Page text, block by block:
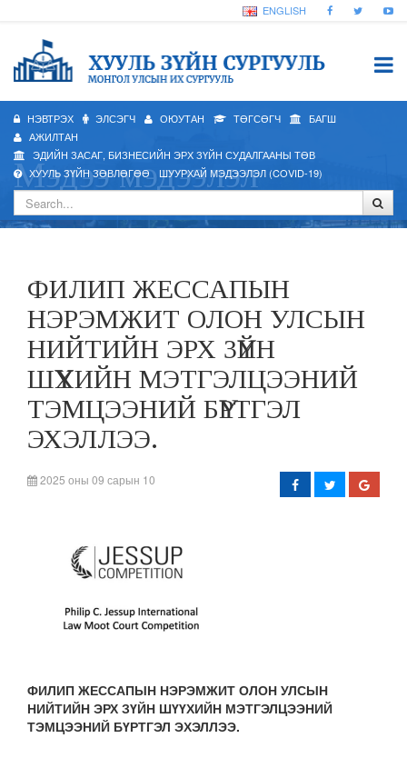
ENGLISH
НЭВТРЭХ ЭЛСЭГЧ ОЮУТАН ТӨГСӨГЧ
БАГШ
АЖИЛТАН
ЭДИЙН ЗАСАГ, БИЗНЕСИЙН ЭРХ ЗҮЙН СУДАЛГААНЫ ТӨВ
ХУУЛЬ ЗҮЙН ЗӨВЛӨГӨӨ
ШУУРХАЙ МЭДЭЭЛЭЛ (COVID-19)
Мэдээ мэдээлэл
ФИЛИП ЖЕССАПЫН
НЭРЭМЖИТ ОЛОН УЛСЫН
НИЙТИЙН ЭРХ ЗҮЙН
ШҮҮХИЙН МЭТГЭЛЦЭЭНИЙ
ТЭМЦЭЭНИЙ БҮРТГЭЛ
ЭХЭЛЛЭЭ.
2025 оны 09 сарын 10
ФИЛИП ЖЕССАПЫН НЭРЭМЖИТ ОЛОН УЛСЫН
НИЙТИЙН ЭРХ ЗҮЙН ШҮҮХИЙН МЭТГЭЛЦЭЭНИЙ
ТЭМЦЭЭНИЙ БҮРТГЭЛ ЭХЭЛЛЭЭ.